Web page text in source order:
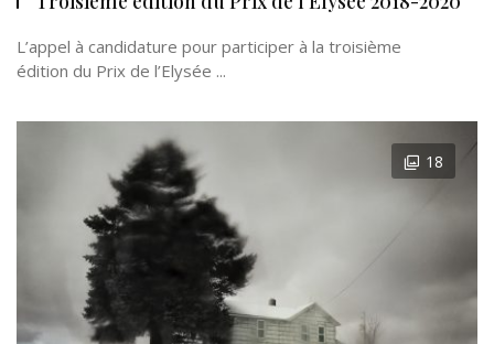
L’appel à candidature pour participer à la troisième
édition du Prix de l’Elysée ...
18